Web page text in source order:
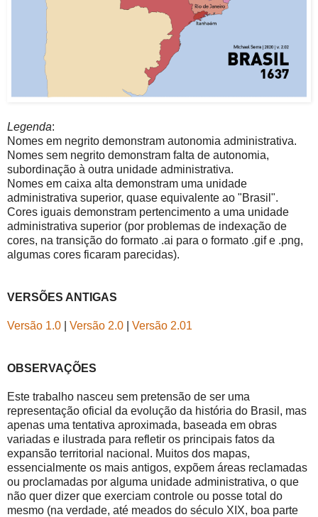
Legenda:
Nomes em negrito demonstram autonomia administrativa.
Nomes sem negrito demonstram falta de autonomia,
subordinação à outra unidade administrativa.
Nomes em caixa alta demonstram uma unidade
administrativa superior, quase equivalente ao "Brasil".
Cores iguais demonstram pertencimento a uma unidade
administrativa superior (por problemas de indexação de
cores, na transição do formato .ai para o formato .gif e .png,
algumas cores ficaram parecidas).
VERSÕES ANTIGAS
Versão 1.0 Versão 2.0 Versão 2.01
OBSERVAÇÕES
Este trabalho nasceu sem pretensão de ser uma
representação oficial da evolução da história do Brasil, mas
apenas uma tentativa aproximada, baseada em obras
variadas e ilustrada para refletir os principais fatos da
expansão territorial nacional. Muitos dos mapas,
essencialmente os mais antigos, expõem áreas reclamadas
ou proclamadas por alguma unidade administrativa, o que
não quer dizer que exerciam controle ou posse total do
mesmo (na verdade, até meados do século XIX, boa parte